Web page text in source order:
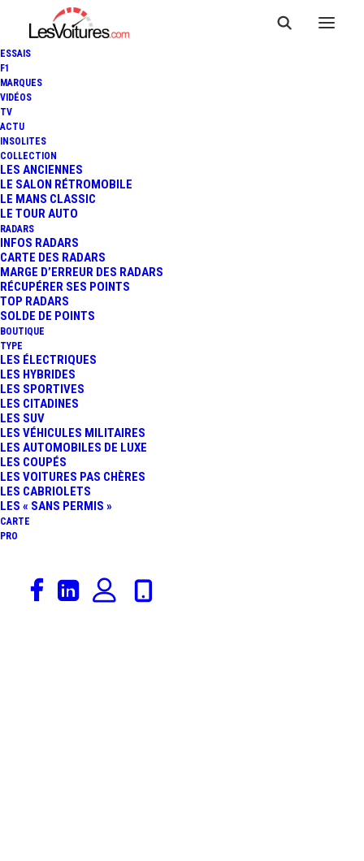
ESSAIS
F1
MARQUES
VIDÉOS
TV
ACTU
INSOLITES
COLLECTION
LES ANCIENNES
LE SALON RÉTROMOBILE
LE MANS CLASSIC
LE TOUR AUTO
RADARS
INFOS RADARS
CARTE DES RADARS
MARGE D’ERREUR DES RADARS
RÉCUPÉRER SES POINTS
TOP RADARS
SOLDE DE POINTS
BOUTIQUE
TYPE
LES ÉLECTRIQUES
LES HYBRIDES
LES SPORTIVES
LES CITADINES
LES SUV
LES VÉHICULES MILITAIRES
LES AUTOMOBILES DE LUXE
LES COUPÉS
LES VOITURES PAS CHÈRES
LES CABRIOLETS
LES « SANS PERMIS »
CARTE
PRO
8 août 2026
PEUGEOT 308 GTI : UNE
HYBRIDE SPORTIVE
POURRAIT ÊTRE
COMMERCIALISÉE